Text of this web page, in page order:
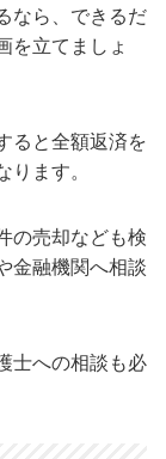
なら、できるだ
を立てましょ
ると全額返済を
ます。
の売却なども検
金融機関へ相談
士への相談も必